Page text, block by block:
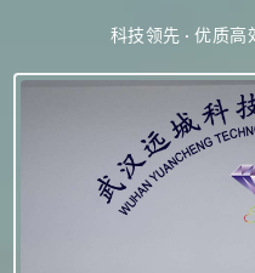
营养强化(母乳化奶粉，特种奶及
饮料， 特种饲料)。
科技领先 · 优质高